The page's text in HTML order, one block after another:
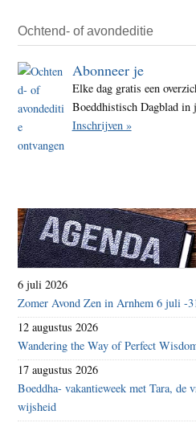
Ochtend- of avondeditie
Abonneer je
Elke dag gratis een
Boeddhistisch Dagblad in
Inschrijven »
6 juli 2026
Zomer Avond Zen in Arnhem 6 juli -
12 augustus 2026
Wandering the Way of Perfect
17 augustus 2026
Boeddha- vakantieweek met Tara, de
wijsheid